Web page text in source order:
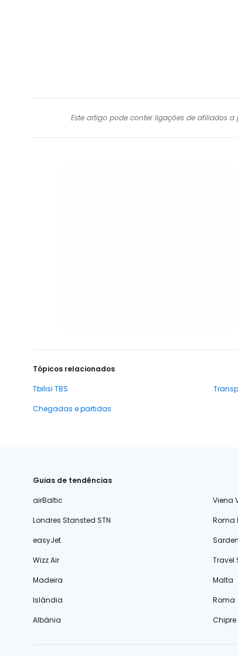
Este artigo pode conter ligações de afiliados
Tópicos relacionados
Tbilisi TBS
Chegadas e partidas
Guias de tendências
airBaltic
Viena
Londres Stansted STN
Roma
easyJet
Wizz Air
Travel
Madeira
Malta
Islândia
Roma
Albânia
Chipre